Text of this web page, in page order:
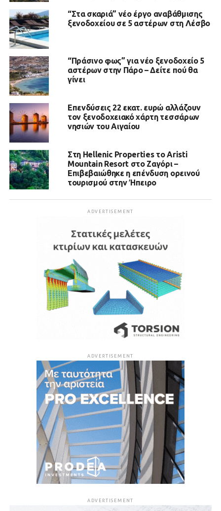
“Στα σκαριά” νέο έργο αναβάθμισης
ξενοδοχείου σε 5 αστέρων στη Λέσβο
“Πράσινο φως” για νέο ξενοδοχείο 5
αστέρων στην Πάρο – Δείτε πού θα
γίνει
Επενδύσεις 22 εκατ. ευρώ αλλάζουν
τον ξενοδοχειακό χάρτη τεσσάρων
νησιών του Αιγαίου
Στη Hellenic Properties το Aristi
Mountain Resort στο Ζαγόρι –
Επιβεβαιώθηκε η επένδυση ορεινού
τουρισμού στην Ήπειρο
ADVERTISEMENT
ADVERTISEMENT
ADVERTISEMENT